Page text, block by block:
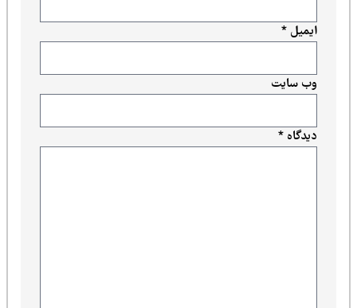
دیدگاه*
ایمیل*
وب‌ سایت